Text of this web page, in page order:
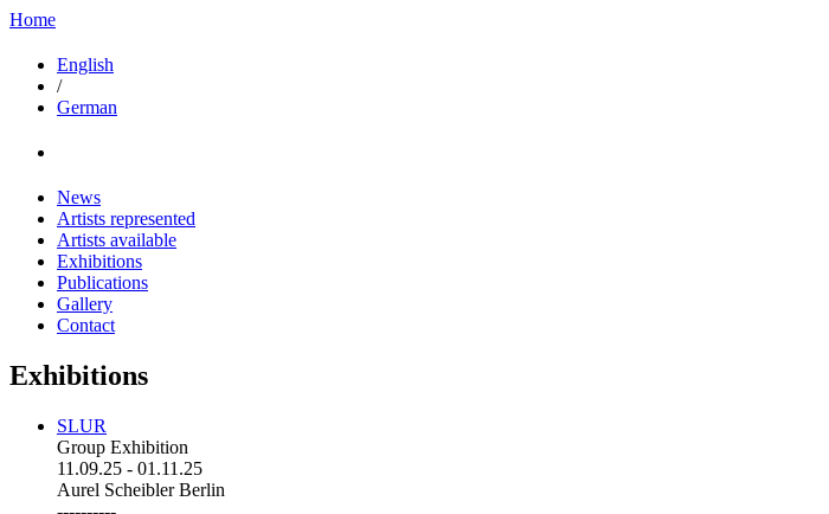
Home
English
/
German
News
Artists represented
Artists available
Exhibitions
Publications
Gallery
Contact
Exhibitions
SLUR
Group Exhibition
11.09.25 - 01.11.25
Aurel Scheibler Berlin